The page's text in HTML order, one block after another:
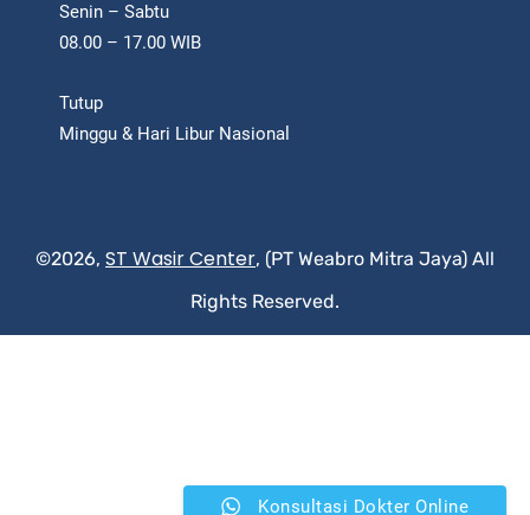
Senin – Sabtu
08.00 – 17.00 WIB
Tutup
Minggu & Hari Libur Nasional
©2026, ST Wasir Center, (PT Weabro Mitra Jaya) All
Rights Reserved.
Konsultasi Dokter Online